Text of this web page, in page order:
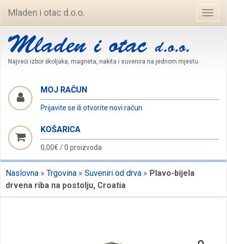
Mladen i otac d.o.o.
Najveći izbor školjaka, magneta, nakita i suvenira na jednom mjestu.
MOJ RAČUN
Prijavite se ili otvorite novi račun
KOŠARICA
0,00€ /0 proizvoda
Naslovna » Trgovina » Suveniri od drva » Plavo-bijela
drvena riba na postolju, Croatia